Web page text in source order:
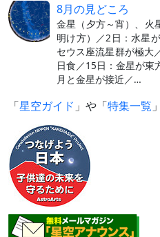
8月の見どころ
金星（夕方～宵）、火
明け方）／2日：水星
セウス座流星群が極大
日食／15日：金星が東
月と金星が接近／…
「星空ガイド 」や「特集一覧